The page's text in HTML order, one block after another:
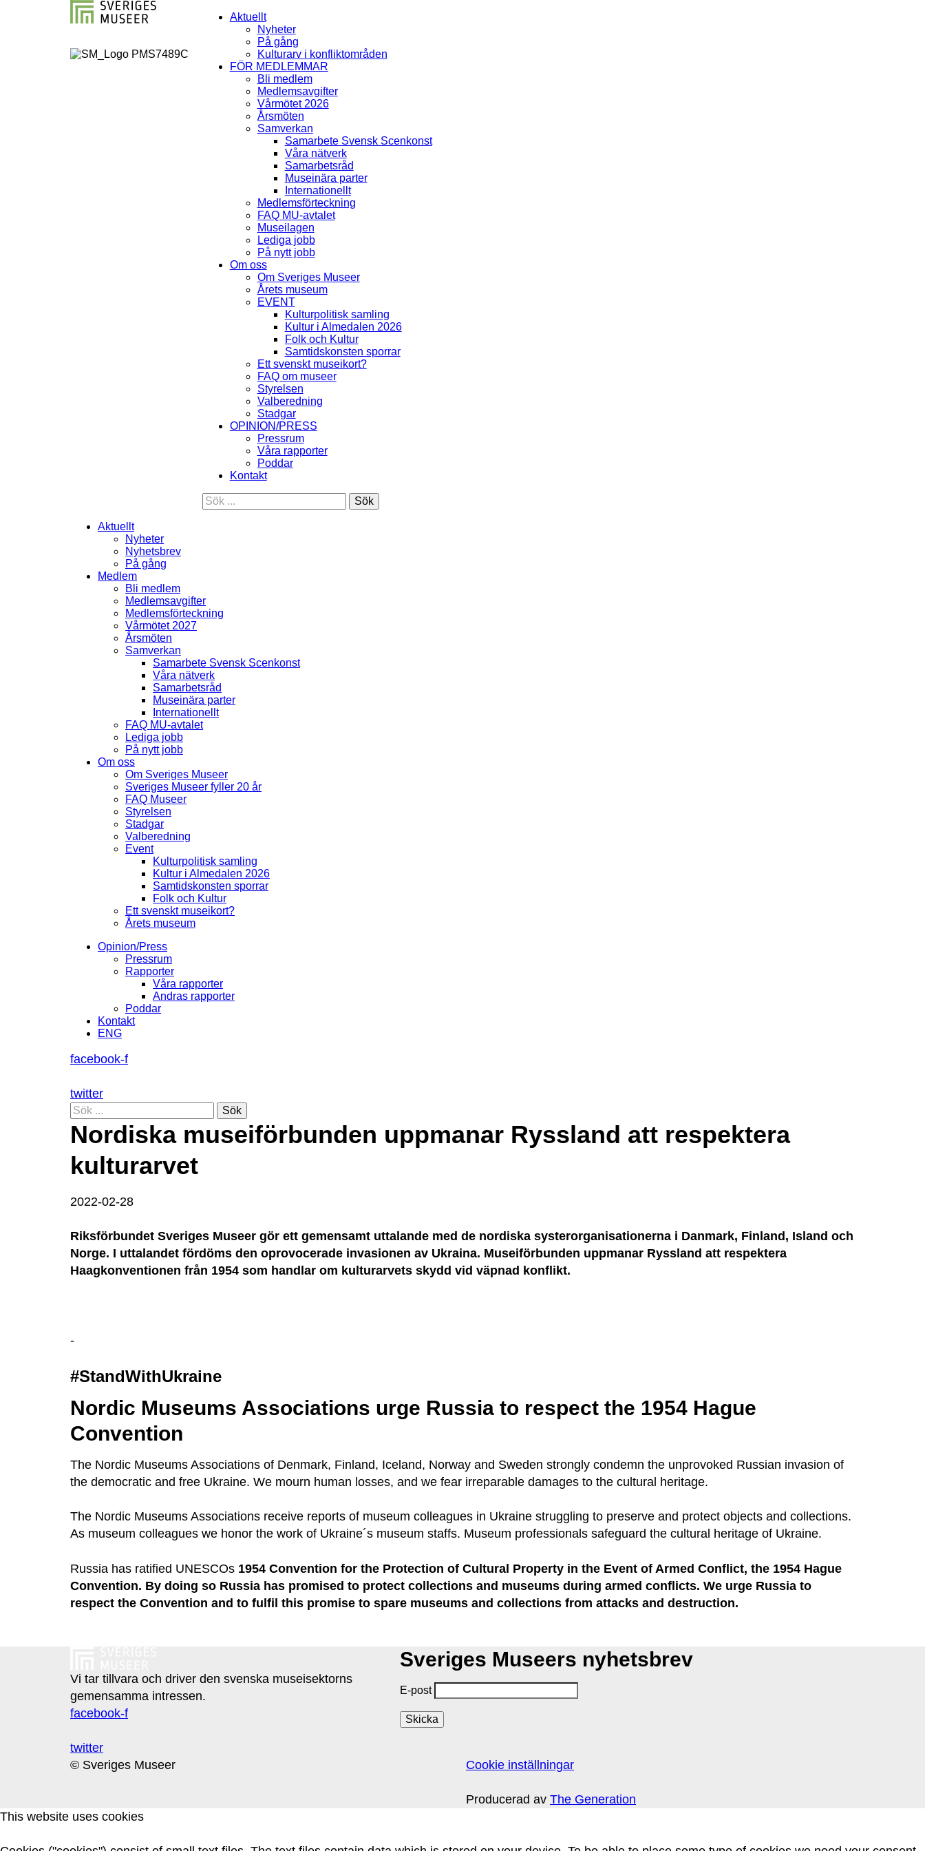
Aktuellt
Nyheter
På gång
Kulturarv i konfliktområden
FÖR MEDLEMMAR
Bli medlem
Medlemsavgifter
Vårmötet 2026
Årsmöten
Samverkan
Samarbete Svensk Scenkonst
Våra nätverk
Samarbetsråd
Museinära parter
Internationellt
Medlemsförteckning
FAQ MU-avtalet
Museilagen
Lediga jobb
På nytt jobb
Om oss
Om Sveriges Museer
Årets museum
EVENT
Kulturpolitisk samling
Kultur i Almedalen 2026
Folk och Kultur
Samtidskonsten sporrar
Ett svenskt museikort?
FAQ om museer
Styrelsen
Valberedning
Stadgar
OPINION/PRESS
Pressrum
Våra rapporter
Poddar
Kontakt
Sök
Aktuellt
Nyheter
Nyhetsbrev
På gång
Medlem
Bli medlem
Medlemsavgifter
Medlemsförteckning
Vårmötet 2027
Årsmöten
Samverkan
Samarbete Svensk Scenkonst
Våra nätverk
Samarbetsråd
Museinära parter
Internationellt
FAQ MU-avtalet
Lediga jobb
På nytt jobb
Om oss
Om Sveriges Museer
Sveriges Museer fyller 20 år
FAQ Museer
Styrelsen
Stadgar
Valberedning
Event
Kulturpolitisk samling
Kultur i Almedalen 2026
Samtidskonsten sporrar
Folk och Kultur
Ett svenskt museikort?
Årets museum
Opinion/Press
Pressrum
Rapporter
Våra rapporter
Andras rapporter
Poddar
Kontakt
ENG
facebook-f
twitter
Sök
Nordiska museiförbunden uppmanar Ryssland att respektera
kulturarvet
2022-02-28
Riksförbundet Sveriges Museer gör ett gemensamt uttalande med de nordiska systerorganisationerna i Danmark, Finland, Island och
Norge. I uttalandet fördöms den oprovocerade invasionen av Ukraina. Museiförbunden uppmanar Ryssland att respektera
Haagkonventionen från 1954 som handlar om kulturarvets skydd vid väpnad konflikt.
-
#StandWithUkraine
Nordic Museums Associations urge Russia to respect the 1954 Hague
Convention
The Nordic Museums Associations of Denmark, Finland, Iceland, Norway and Sweden strongly condemn the unprovoked Russian invasion of
the democratic and free Ukraine. We mourn human losses, and we fear irreparable damages to the cultural heritage.
The Nordic Museums Associations receive reports of museum colleagues in Ukraine struggling to preserve and protect objects and collections.
As museum colleagues we honor the work of Ukraine´s museum staffs. Museum professionals safeguard the cultural heritage of Ukraine.
Russia has ratified UNESCOs 1954 Convention for the Protection of Cultural Property in the Event of Armed Conflict, the 1954 Hague
Convention. By doing so Russia has promised to protect collections and museums during armed conflicts. We urge Russia to
respect the Convention and to fulfil this promise to spare museums and collections from attacks and destruction.
Vi tar tillvara och driver den svenska museisektorns
gemensamma intressen.
facebook-f
twitter
Sveriges Museers nyhetsbrev
E-post
© Sveriges Museer Cookie inställningar
Producerad av The Generation
This website uses cookies